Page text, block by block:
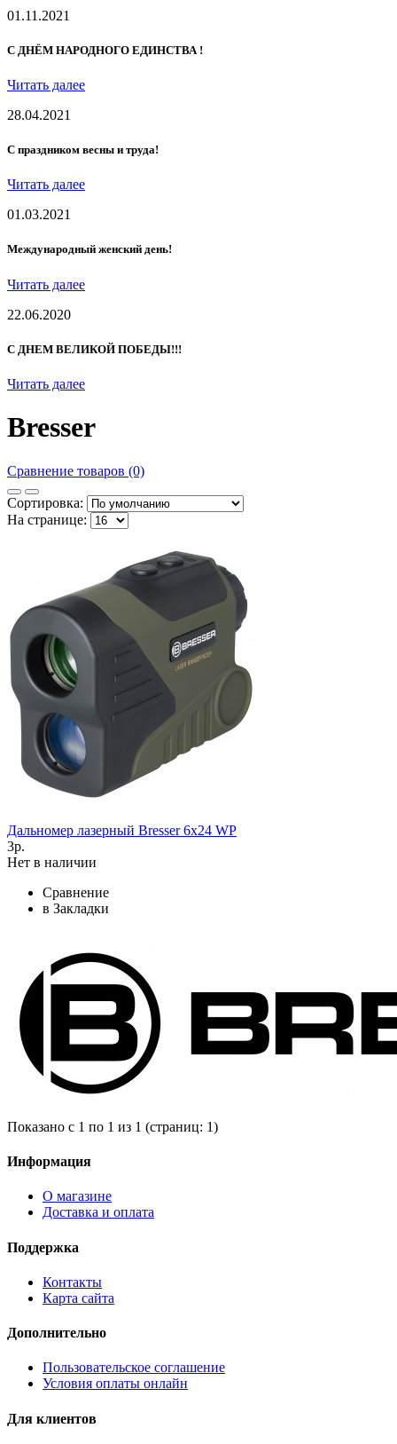
01.11.2021
С ДНЁМ НАРОДНОГО ЕДИНСТВА !
Читать далее
28.04.2021
С праздником весны и труда!
Читать далее
01.03.2021
Международный женский день!
Читать далее
22.06.2020
С ДНЕМ ВЕЛИКОЙ ПОБЕДЫ!!!
Читать далее
Bresser
Сравнение товаров (0)
Сортировка:
На странице:
Дальномер лазерный Bresser 6x24 WP
3р.
Нет в наличии
Сравнение
в Закладки
Показано с 1 по 1 из 1 (страниц: 1)
Информация
О магазине
Доставка и оплата
Поддержка
Контакты
Карта сайта
Дополнительно
Пользовательское соглашение
Условия оплаты онлайн
Для клиентов